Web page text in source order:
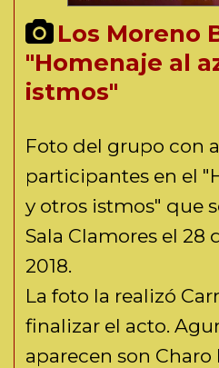
Los Moreno
"Homenaje al
istmos"
Foto del grupo con
participantes en el
y otros istmos" que
Sala Clamores el 28
2018.
La foto la realizó
finalizar el acto.
aparecen son Charo